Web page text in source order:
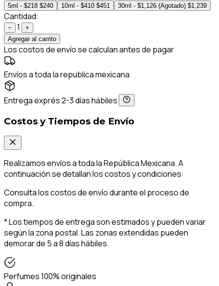
5ml - $218 $240 10ml - $410 $451 30ml - $1,126 (Agotado) $1,239
Cantidad:
− 1
+
Agregar al carrito
Los costos de envío se calculan antes de pagar
Envíos a toda la republica mexicana
Entrega exprés 2-3 días hábiles
Costos y Tiempos de Envío
Realizamos envíos a toda la República Mexicana. A
continuación se detallan los costos y condiciones:
Consulta los costos de envío durante el proceso de
compra.
* Los tiempos de entrega son estimados y pueden variar
según la zona postal. Las zonas extendidas pueden
demorar de 5 a 8 días hábiles.
Perfumes 100% originales